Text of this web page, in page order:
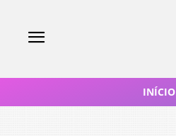
INÍCIO